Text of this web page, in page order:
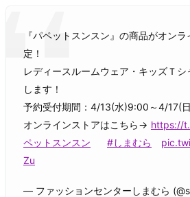
『パペットスンスン』の商品がオン
定！
レディースルームウェア・キッズＴ
します！
予約受付期間：4/13(水)9:00～4/17(
オンラインストアはこちら→ https://
ペットスンスン
#しまむら
Zu
— ファッションセンターしまむら